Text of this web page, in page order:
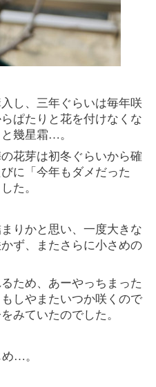
し、三年ぐらいは毎年咲
ぱたりと花を付けなくな
幾星霜…。
花芽は初冬ぐらいから確
に「今年もダメだった
た。
りかと思い、一度大きな
ず、またさらに小さめの
ため、あーやっちまった
しやまたいつか咲くので
みていたのでした。
…。